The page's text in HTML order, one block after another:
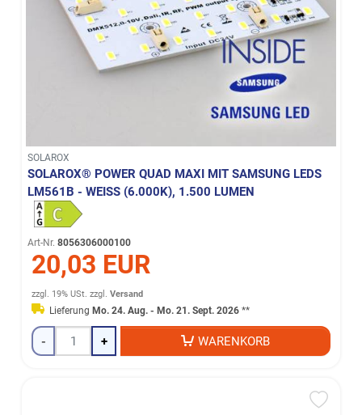
SOLAROX
SOLAROX® POWER QUAD MAXI MIT SAMSUNG LEDS
LM561B - WEISS (6.000K), 1.500 LUMEN
Art-Nr. 8056306000100
20,03 EUR
zzgl. 19% USt. zzgl.Versand
Lieferung Mo. 24. Aug. - Mo. 21. Sept. 2026 **
- + WARENKORB